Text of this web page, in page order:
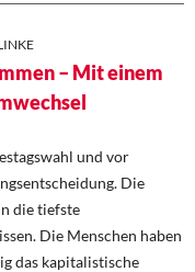
– Mit einem
und vor
Die
die tiefste
Die Menschen haben
das kapitalistische